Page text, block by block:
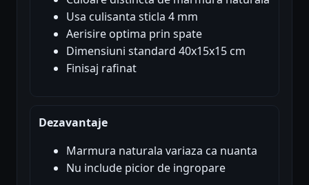
Usa culisanta sticla 4 mm
Aerisire optima prin spate
Dimensiuni standard 40x15x15 cm
Finisaj rafinat
Dezavantaje
Marmura naturala variaza ca nuanta
Nu include picior de ingropare